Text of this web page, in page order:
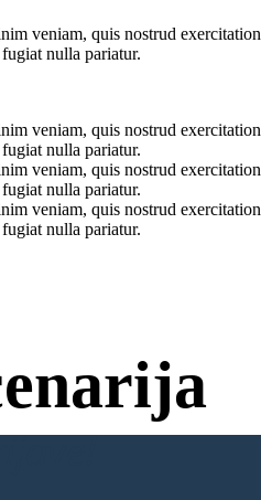
veniam, quis nostrud exercitation
nulla pariatur.
veniam, quis nostrud exercitation
nulla pariatur.
veniam, quis nostrud exercitation
nulla pariatur.
veniam, quis nostrud exercitation
nulla pariatur.